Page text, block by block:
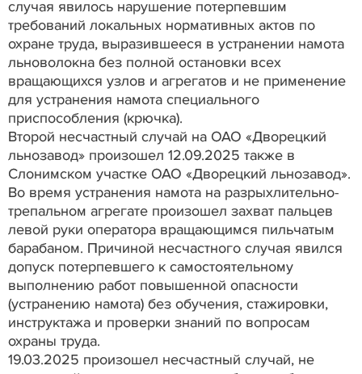
случая явилось нарушение потерпевшим
требований локальных нормативных актов по
охране труда, выразившееся в устранении намота
льноволокна без полной остановки всех
вращающихся узлов и агрегатов и не применение
для устранения намота специального
приспособления (крючка).
Второй несчастный случай на ОАО «Дворецкий
льнозавод» произошел 12.09.2025 также в
Слонимском участке ОАО «Дворецкий льнозавод».
Во время устранения намота на разрыхлительно-
трепальном агрегате произошел захват пальцев
левой руки оператора вращающимся пильчатым
барабаном. Причиной несчастного случая явился
допуск потерпевшего к самостоятельному
выполнению работ повышенной опасности
(устранению намота) без обучения, стажировки,
инструктажа и проверки знаний по вопросам
охраны труда.
19.03.2025 произошел несчастный случай, не